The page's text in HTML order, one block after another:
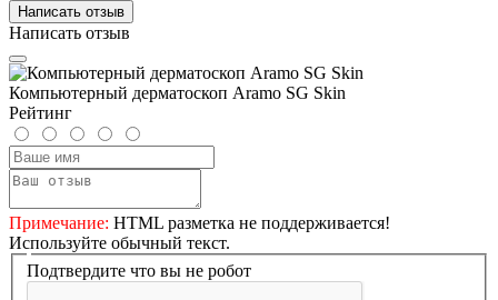
Написать отзыв
Написать отзыв
Компьютерный дерматоскоп Aramo SG Skin
Рейтинг
Примечание: HTML разметка не поддерживается!
Используйте обычный текст.
Подтвердите что вы не робот